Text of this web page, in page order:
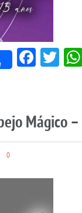
Mágico –
0